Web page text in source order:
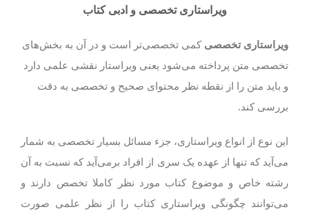
ویراستاری تخصصی و ادبی کتاب‌
ویراستاری تخصصی کمی تخصصی‌تر است و در آن به بخش‌های
تخصصی متن پرداخته می‌شود یعنی ویراستار نقشی علمی دارد
و باید متن را از نقطه نظر محتوای صحیح و تخصصی به دقت
بررسی کند.
این نوع از انواع ویراستاری، جزء مسائل بسیار تخصصی به شمار
می‌آید که تنها از عهده یک سری از افراد برمی‌آید که نسبت به آن
رشته خاص و موضوع کتاب مورد نظر کاملا تخصص دارند و
می‌توانند چگونگی ویراستاری کتاب را از نظر علمی صورت